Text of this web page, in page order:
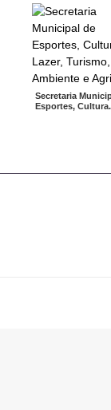
Secretaria
Esportes,